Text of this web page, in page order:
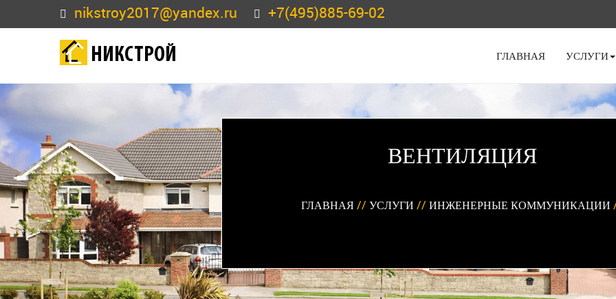
nikstroy2017@yandex.ru +7(495)885-69-02
НИКСТРОЙ ГЛАВНАЯ УСЛУГИ
ВЕНТИЛЯЦИЯ
ГЛАВНАЯ// УСЛУГИ // ИНЖЕНЕРНЫЕ КОММУНИКАЦИИ